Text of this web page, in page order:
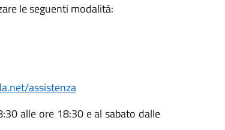
le seguenti modalità:
assistenza
alle ore 18:30 e al sabato dalle